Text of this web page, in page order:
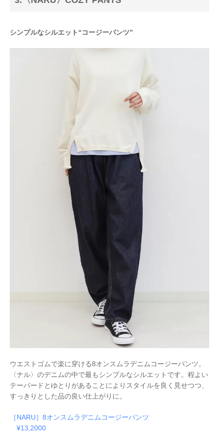
シンプルなシルエット“コージーパンツ”
ウエストゴムで楽に穿ける8オンスムラデニムコージーパンツ。
〈ナル〉のデニムの中で最もシンプルなシルエットです。程よい
テーパードとゆとりがあることにより スタイルを良く見せつつ、
すっきりとした品の良い仕上がりに。
［NARU］8オンスムラデニムコージーパンツ
¥13,2000